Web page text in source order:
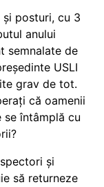
și posturi, cu 3
anului
semnalate de
USLI
grav de tot.
că oamenii
se întâmplă cu
și
să returneze